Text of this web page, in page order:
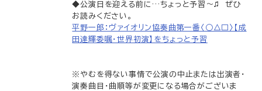
◆公演日を迎える前に…ちょっと予習～♫ ぜひ
お読みください。
平野一郎：ヴァイオリン協奏曲第一番〈○△□〉【成
田達輝委嘱・世界初演】をちょっと予習
※やむを得ない事情で公演の中止または出演者・
演奏曲目・曲順等が変更になる場合がございま